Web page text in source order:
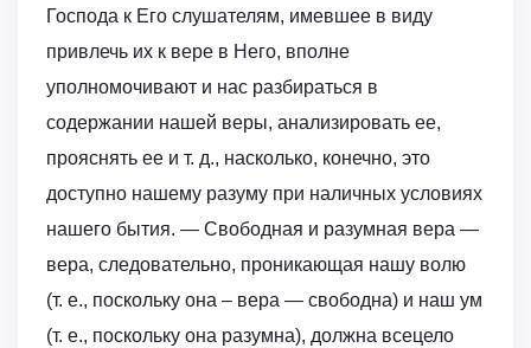
Господа к Его слушателям, имевшее в виду
привлечь их к вере в Него, вполне
уполномочивают и нас разбираться в
содержании нашей веры, анализировать ее,
прояснять ее и т. д., насколько, конечно, это
доступно нашему разуму при наличных условиях
нашего бытия. — Свободная и разумная вера —
вера, следовательно, проникающая нашу волю
(т. е., поскольку она – вера — свободна) и наш ум
(т. е., поскольку она разумна), должна всецело